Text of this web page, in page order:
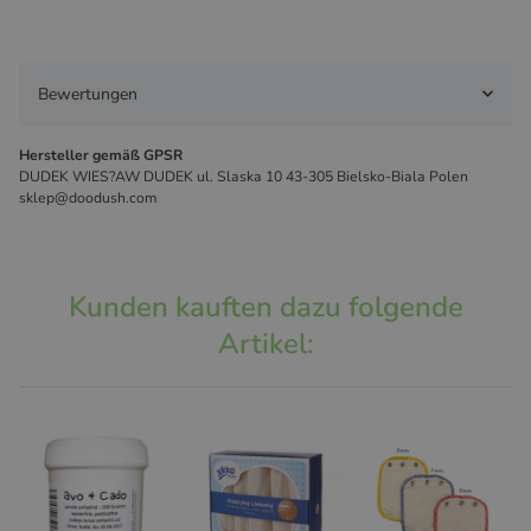
Bewertungen
Hersteller gemäß GPSR
DUDEK WIES?AW DUDEK ul. Slaska 10 43-305 Bielsko-Biala Polen
sklep@doodush.com
Kunden kauften dazu folgende
Artikel: